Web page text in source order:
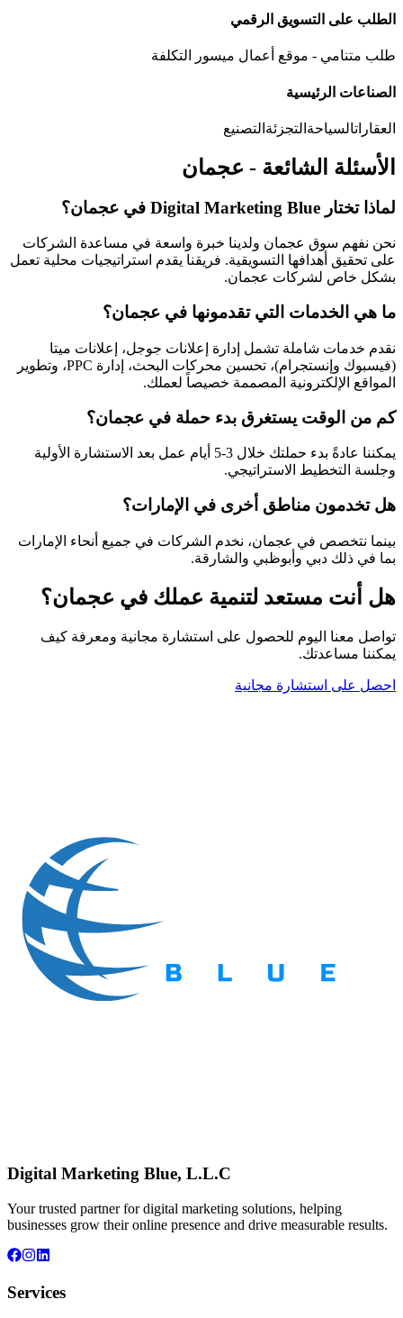
الطلب على التسويق الرقمي
طلب متنامي - موقع أعمال ميسور التكلفة
الصناعات الرئيسية
العقاراتالسياحة التجزئة التصنيع
الأسئلة الشائعة - عجمان
لماذا تختار Digital Marketing Blue في عجمان؟
نحن نفهم سوق عجمان ولدينا خبرة واسعة في مساعدة الشركات
على تحقيق أهدافها التسويقية. فريقنا يقدم استراتيجيات محلية تعمل
بشكل خاص لشركات عجمان.
ما هي الخدمات التي تقدمونها في عجمان؟
نقدم خدمات شاملة تشمل إدارة إعلانات جوجل، إعلانات ميتا
(فيسبوك وإنستجرام)، تحسين محركات البحث، إدارة PPC، وتطوير
المواقع الإلكترونية المصممة خصيصاً لعملك.
كم من الوقت يستغرق بدء حملة في عجمان؟
يمكننا عادةً بدء حملتك خلال 3-5 أيام عمل بعد الاستشارة الأولية
وجلسة التخطيط الاستراتيجي.
هل تخدمون مناطق أخرى في الإمارات؟
بينما نتخصص في عجمان، نخدم الشركات في جميع أنحاء الإمارات
بما في ذلك دبي وأبوظبي والشارقة.
هل أنت مستعد لتنمية عملك في عجمان؟
تواصل معنا اليوم للحصول على استشارة مجانية ومعرفة كيف
يمكننا مساعدتك.
احصل على استشارة مجانية
Digital Marketing Blue, L.L.C
Your trusted partner for digital marketing solutions, helping
businesses grow their online presence and drive measurable results.
Services